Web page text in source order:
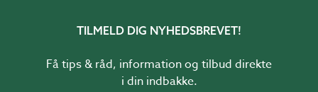
TILMELD DIG NYHEDSBREVET!
Få tips & råd, information og tilbud direkte
i din indbakke.